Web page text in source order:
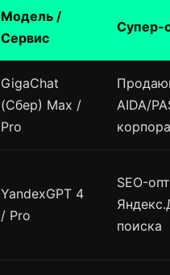
Модель /
Сервис
Супер-
GigaChat
(Сбер) Max /
Pro
AIDA/
YandexGPT 4
/ Pro
SEO-
поиска